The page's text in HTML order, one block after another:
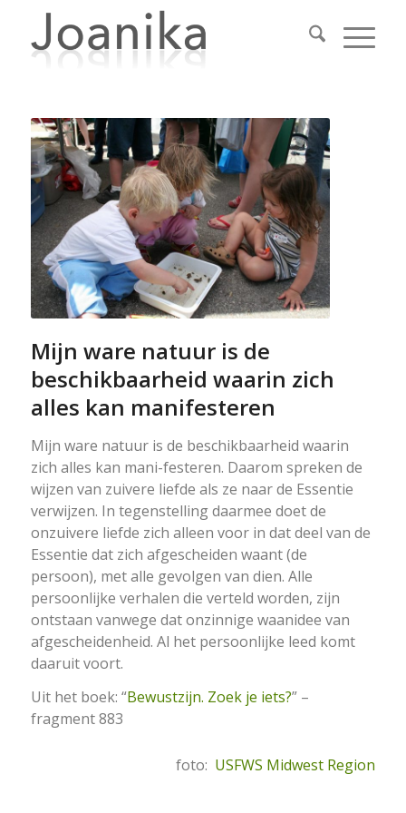
Mijn ware natuur is de
beschikbaarheid waarin zich
alles kan manifesteren
Mijn ware natuur is de beschikbaarheid waarin
zich alles kan mani-festeren. Daarom spreken de
wijzen van zuivere liefde als ze naar de Essentie
verwijzen. In tegenstelling daarmee doet de
onzuivere liefde zich alleen voor in dat deel van de
Essentie dat zich afgescheiden waant (de
persoon), met alle gevolgen van dien. Alle
persoonlijke verhalen die verteld worden, zijn
ontstaan vanwege dat onzinnige waanidee van
afgescheidenheid. Al het persoonlijke leed komt
daaruit voort.
Uit het boek: “Bewustzijn. Zoek je iets?” –
fragment 883
foto: USFWS Midwest Region